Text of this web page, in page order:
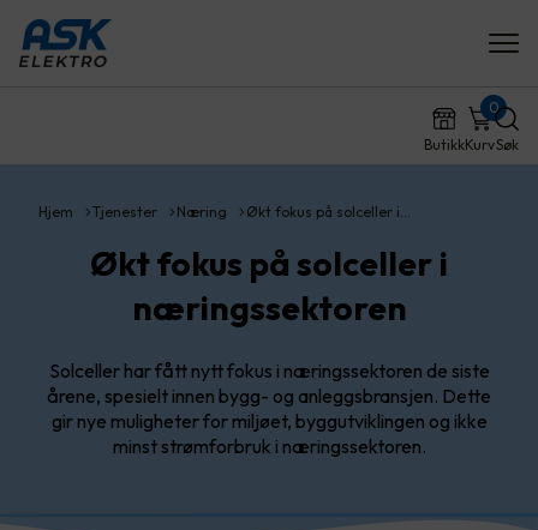
ButikkKurv
0
Søk
Hjem Tjenester Næring Økt fokus på solceller i…
Økt fokus på solceller i
næringssektoren
Solceller har fått nytt fokus i næringssektoren de siste
årene, spesielt innen bygg- og anleggsbransjen. Dette
gir nye muligheter for miljøet, byggutviklingen og ikke
minst strømforbruk i næringssektoren.